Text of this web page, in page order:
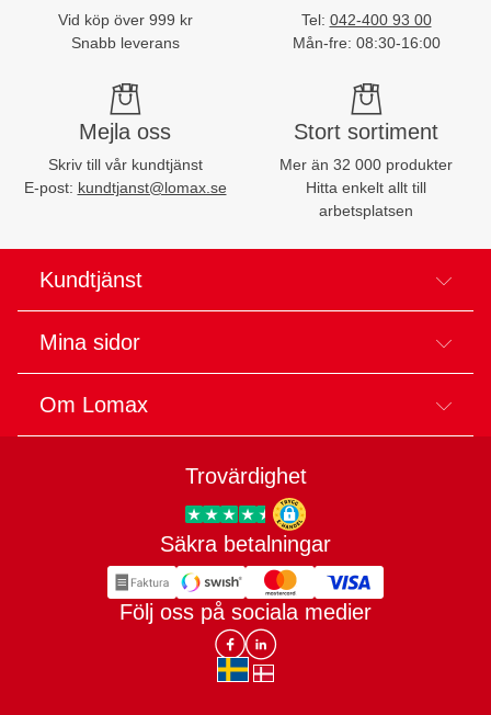
Vid köp över 999 kr
Snabb leverans
Tel: 042-400 93 00
Mån-fre: 08:30-16:00
Mejla oss
Skriv till vår kundtjänst
E-post: kundtjanst@lomax.se
Stort sortiment
Mer än 32 000 produkter
Hitta enkelt allt till
arbetsplatsen
Kundtjänst
Mina sidor
Om Lomax
Trovärdighet
Trygg E-handel
Säkra betalningar
Följ oss på sociala medier
Lomax DK Facebook
Lomax SE LinkIn
sv-SEda-DK